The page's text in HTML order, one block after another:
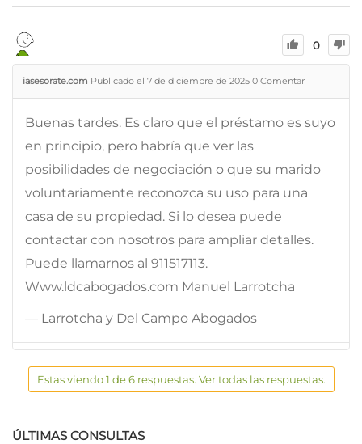
0
iasesorate.com Publicado el 7 de diciembre de 2025 0 Comentar
Buenas tardes. Es claro que el préstamo es suyo
en principio, pero habría que ver las
posibilidades de negociación o que su marido
voluntariamente reconozca su uso para una
casa de su propiedad. Si lo desea puede
contactar con nosotros para ampliar detalles.
Puede llamarnos al 911517113.
Www.ldcabogados.com Manuel Larrotcha
— Larrotcha y Del Campo Abogados
Estas viendo 1 de 6 respuestas. Ver todas las respuestas.
ÚLTIMAS CONSULTAS